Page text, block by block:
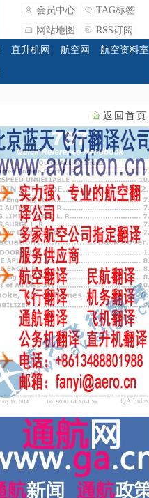
会员中心
TAG标签
网站地图
RSS订阅
直升机网 航空网 航空资料室
返回首页